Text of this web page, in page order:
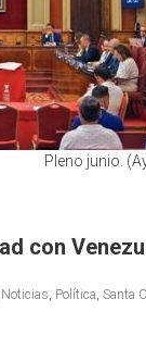
Pleno junio.
con
Noticias, Política, Santa